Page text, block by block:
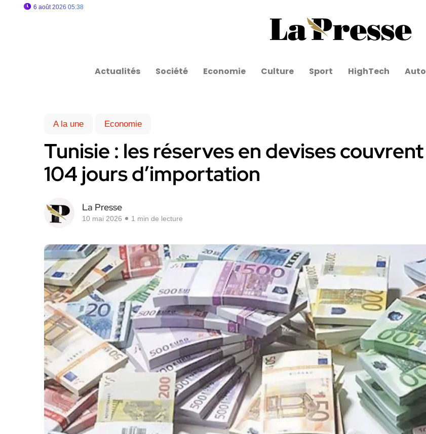
6 août 2026 05:38
Actualités Société Economie Culture Sport HighTech Auto
A la une Economie
Tunisie : les réserves en devises couvrent
104 jours d’importation
La Presse
10 mai 2026 1 min de lecture